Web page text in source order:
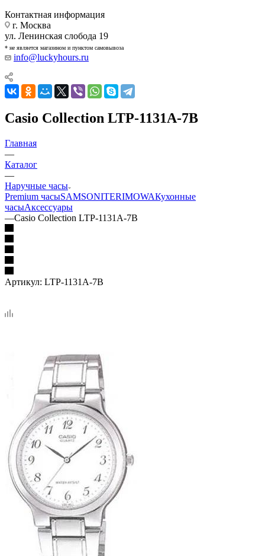
Контактная информация
г. Москва
ул. Ленинская слобода 19
* не является магазином и пунктом самовывоза
info@luckyhours.ru
Casio Collection LTP-1131A-7B
Главная
—
Каталог
—
Наручные часы
Premium часыSAMSONITERIMOWAКухонные
часыАксессуары
—Casio Collection LTP-1131A-7B
Артикул: LTP-1131A-7B